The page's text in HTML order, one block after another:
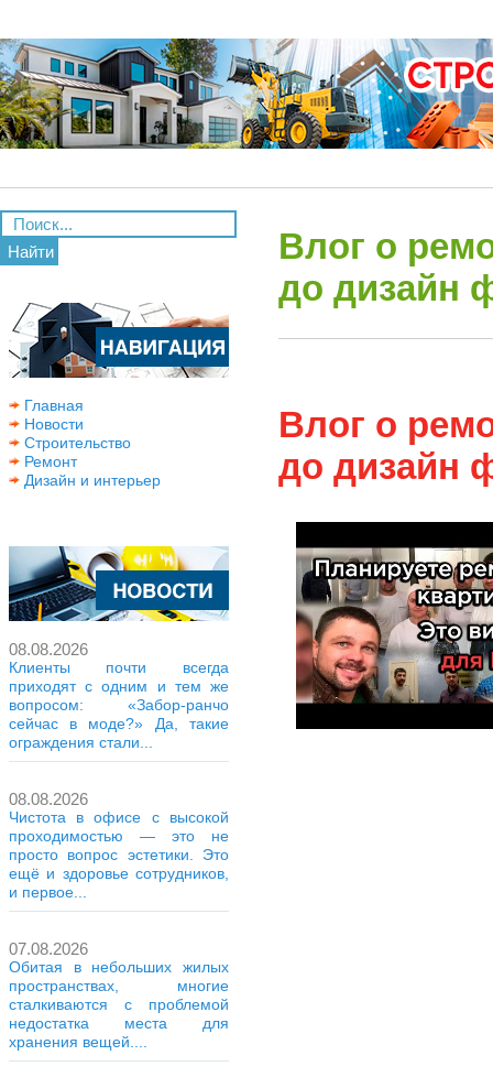
Найти
Главная
Новости
Строительство
Ремонт
Дизайн и интерьер
08.08.2026
Клиенты почти всегда
приходят с одним и тем же
вопросом: «Забор-ранчо
сейчас в моде?» Да, такие
ограждения стали...
08.08.2026
Чистота в офисе с высокой
проходимостью — это не
просто вопрос эстетики. Это
ещё и здоровье сотрудников,
и первое...
07.08.2026
Обитая в небольших жилых
пространствах, многие
сталкиваются с проблемой
недостатка места для
хранения вещей....
Влог о
до дизайн
Влог о
до дизайн